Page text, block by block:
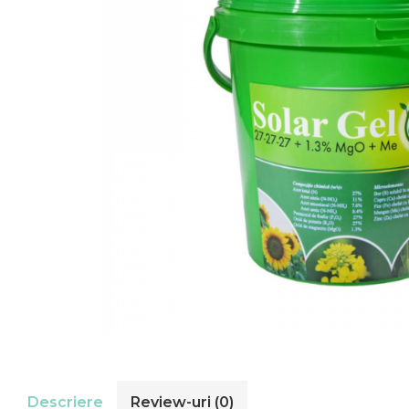
Descriere Review-uri (0)